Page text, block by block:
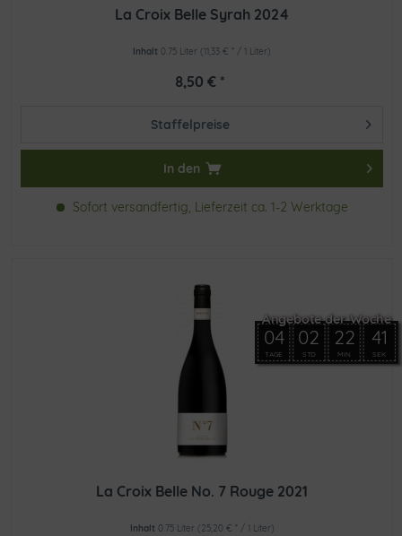
La Croix Belle Syrah 2024
Inhalt 0.75 Liter (11,33 € * / 1 Liter)
8,50 € *
Staffelpreise
In den
Sofort versandfertig, Lieferzeit ca. 1-2 Werktage
La Croix Belle No. 7 Rouge 2021
Inhalt 0.75 Liter (25,20 € * / 1 Liter)
04
TAGE
02
STD
22
MIN
40
SEK